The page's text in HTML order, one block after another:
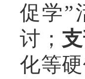
促学”
讨；
化等